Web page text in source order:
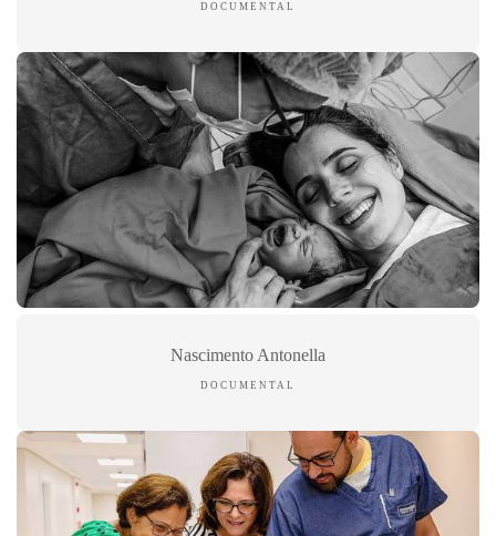
DOCUMENTAL
Nascimento Antonella
DOCUMENTAL